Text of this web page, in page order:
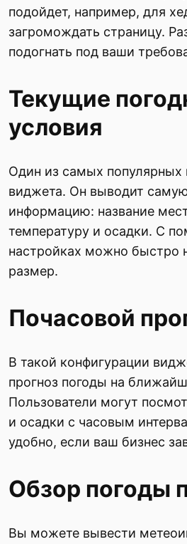
подойдет, например, для
загромождать страницу.
подогнать под ваши
Текущие
условия
Один из самых популярных
виджета. Он выводит
информацию: название
температуру и осадки. С
настройках можно быстро
размер.
Почасовой
В такой конфигурации
прогноз погоды на
Пользователи могут
и осадки с часовым
удобно, если ваш бизнес
Обзор погоды
Вы можете вывести